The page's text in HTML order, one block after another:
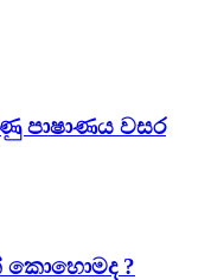
පාෂාණය වසර
කොහොමද ?